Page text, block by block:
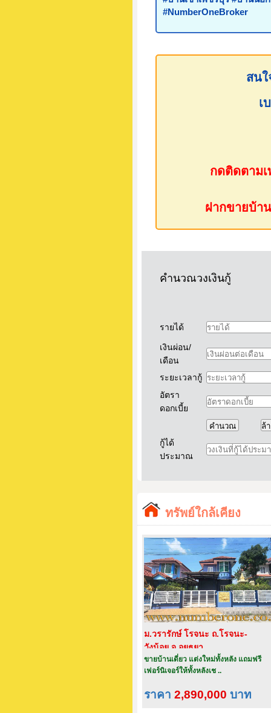
#NumberOneBroker
สน
เ
กดติดตาม
ฝากขายบ้า
คำนวณวงเงินกู้
รายได้
เงินผ่อน/
เดือน
ระยะเวลากู้
อัตรา
ดอกเบี้ย
กู้ได้
ประมาณ
ทรัพย์ใกล้เคียง
ม.วรารักษ์ โรจนะ ถ.โรจนะ-
วังน้อย จ.อยุธยา
ขายบ้านเดี่ยว แต่งใหม่ทั้งหลัง แถมฟรี
เฟอร์นิเจอร์ให้ทั้งหลังเช ..
ราคา 2,890,000 บาท